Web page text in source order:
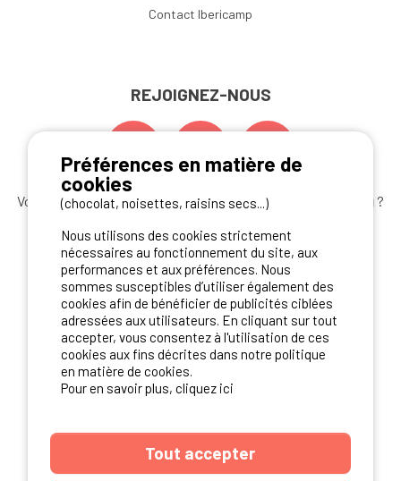
Contact Ibericamp
REJOIGNEZ-NOUS
Vous souhaitez bénéficier desmeilleures offres camping ?
S'ABONNER
NOS PARTENAIRES
Préférences en matière de
cookies
(chocolat, noisettes, raisins secs...)
Nous utilisons des cookies strictement
nécessaires au fonctionnement du site, aux
performances et aux préférences. Nous
sommes susceptibles d’utiliser également des
cookies afin de bénéficier de publicités ciblées
adressées aux utilisateurs. En cliquant sur tout
accepter, vous consentez à l'utilisation de ces
cookies aux fins décrites dans notre politique
en matière de cookies.
Pour en savoir plus, cliquez ici
Tout accepter